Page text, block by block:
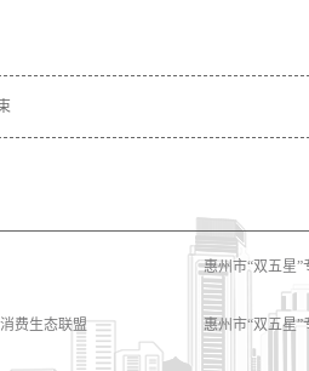
惠州市“双五星
费生态联盟 惠州市“双五星